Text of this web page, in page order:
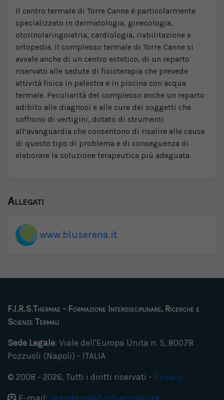
Il centro termale di Torre Canne è particolarmente
specializzato in dermatologia, ginecologia,
otorinolaringoiatria, cardiologia, riabilitazione e
ortopedia. Il complesso termale di Torre Canne si
avvale anche di un centro estetico, di un reparto
riservato alle sedute di fisioterapia che prevede
attività fisica in palestra e in piscina con acqua
termale. Peculiarità del complesso anche un reparto
adibito alle diagnosi e alle cure dei soggetti che
soffrono di vertigini, dotato di strumenti
all’avanguardia che consentono di risalire alle cause
di questo tipo di problema e di conseguenza di
elaborare la soluzione terapeutica più adeguata.
Allegati
www.bluserena.it
F.I.R.S.Thermae - Formazione Interdisciplinare, Ricerche e
Scienze Termali
Sede Legale: Viale dell'Europa Unita n. 5, 80078
Pozzuoli (Napoli) - ITALIA
© 2008 - 2026, Tutti i diritti riservati - Privacy
E-mail: segreteria@firsthermae.org